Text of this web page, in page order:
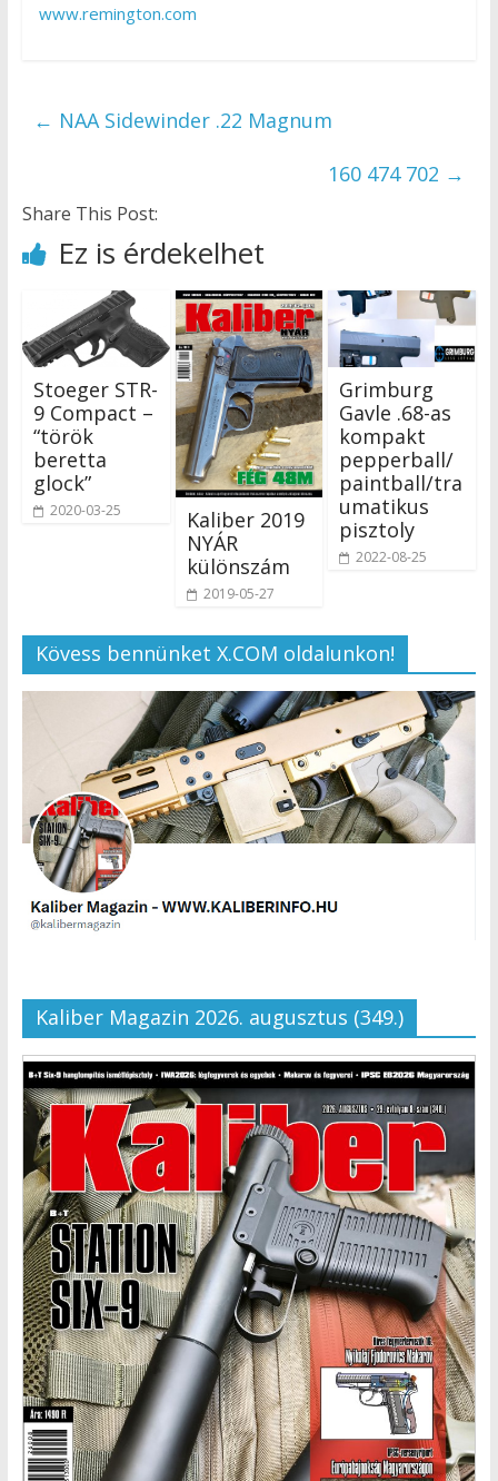
www.remington.com
← NAA Sidewinder .22 Magnum
160 474 702 →
Share This Post:
Ez is érdekelhet
Stoeger STR-
9 Compact –
“török
beretta
glock”
2020-03-25
Kaliber 2019
NYÁR
különszám
2019-05-27
Grimburg
Gavle .68-as
kompakt
pepperball/
paintball/tra
umatikus
pisztoly
2022-08-25
Kövess bennünket X.COM oldalunkon!
Kaliber Magazin 2026. augusztus (349.)